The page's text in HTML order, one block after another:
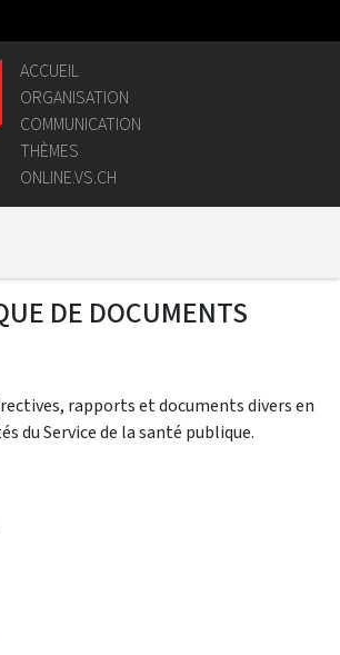
ACCUEIL
ORGANISATION
COMMUNICATION
THÈMES
ONLINE.VS.CH
DE DOCUMENTS
rapports et documents divers en
du Service de la santé publique.